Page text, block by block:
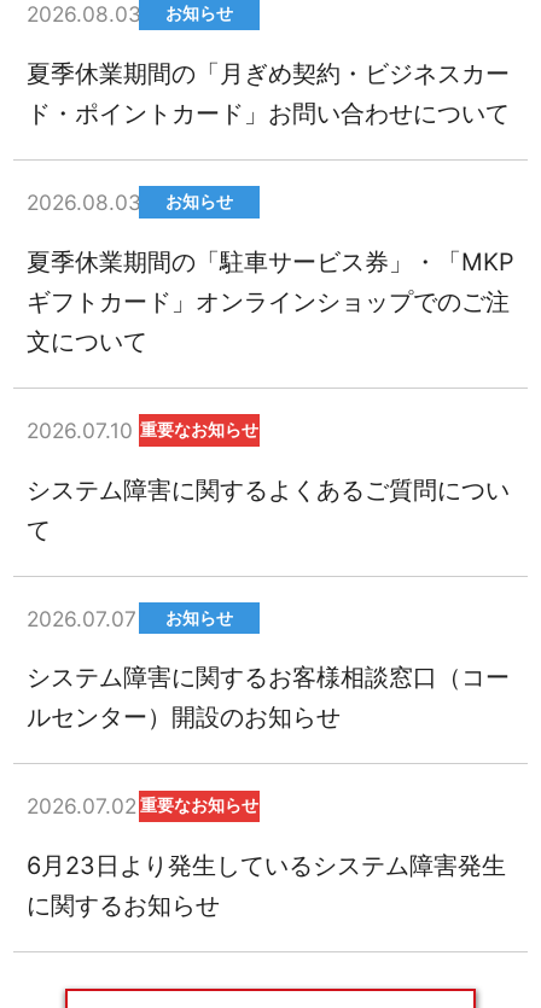
2026.08.03 お知らせ
夏季休業期間の「月ぎめ契約・ビジネスカー
ド・ポイントカード」お問い合わせについて
2026.08.03 お知らせ
夏季休業期間の「駐車サービス券」・「MKP
ギフトカード」オンラインショップでのご注
文について
2026.07.10 重要なお知らせ
システム障害に関するよくあるご質問につい
て
2026.07.07 お知らせ
システム障害に関するお客様相談窓口（コー
ルセンター）開設のお知らせ
2026.07.02 重要なお知らせ
6月23日より発生しているシステム障害発生
に関するお知らせ